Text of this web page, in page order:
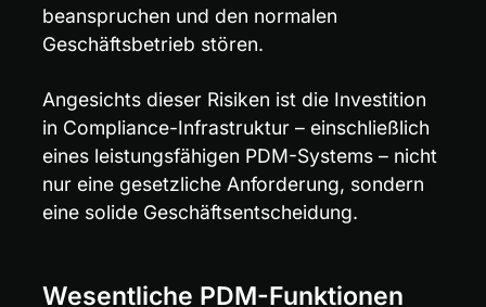
beanspruchen und den normalen
Geschäftsbetrieb stören.
Angesichts dieser Risiken ist die Investition
in Compliance-Infrastruktur – einschließlich
eines leistungsfähigen PDM-Systems – nicht
nur eine gesetzliche Anforderung, sondern
eine solide Geschäftsentscheidung.
Wesentliche PDM-Funktionen